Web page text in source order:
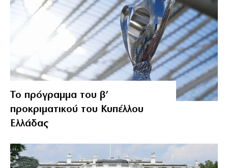
Το πρόγραμμα του β’
προκριματικού του Κυπέλλου
Ελλάδας